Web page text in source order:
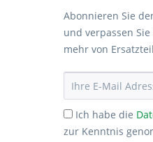
Abonnieren Sie
und verpassen
mehr von
Ich habe die
zur Kenntnis